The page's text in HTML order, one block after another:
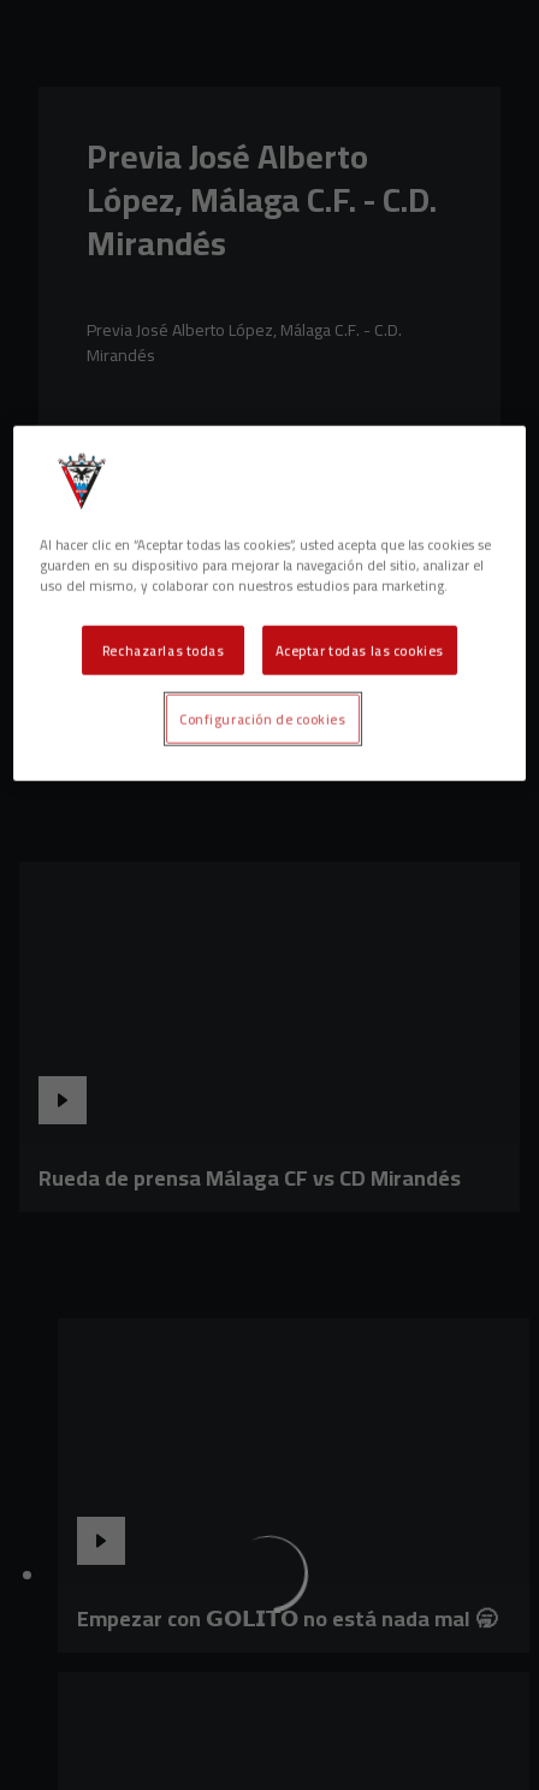
Previa José Alberto
López, Málaga C.F. - C.D.
Mirandés
Previa José Alberto López, Málaga C.F. - C.D.
Mirandés
Rueda de prensa Málaga CF vs CD Mirandés
Empezar con 𝗚𝗢𝗟𝗜𝗧𝗢 no está nada mal 🥱
Al hacer clic en “Aceptar todas las cookies”, usted acepta que las cookies se
guarden en su dispositivo para mejorar la navegación del sitio, analizar el
uso del mismo, y colaborar con nuestros estudios para marketing.
Rechazarlas todas Aceptar todas las cookies
Configuración de cookies